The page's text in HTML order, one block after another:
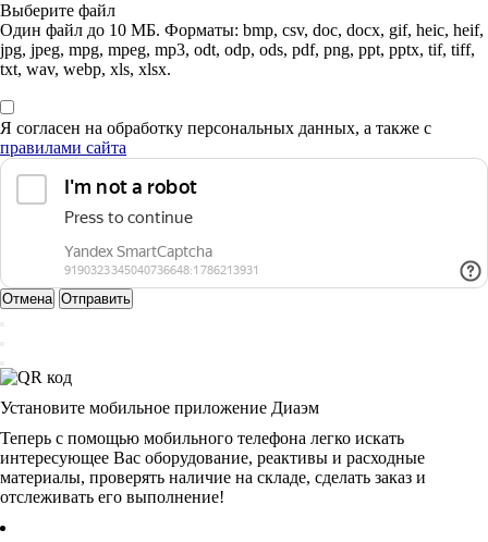
Выберите файл
Один файл до 10 МБ. Форматы: bmp, csv, doc, docx, gif, heic, heif,
jpg, jpeg, mpg, mpeg, mp3, odt, odp, ods, pdf, png, ppt, pptx, tif, tiff,
txt, wav, webp, xls, xlsx.
Я согласен на обработку персональных данных, а также с
правилами сайта
Отмена Отправить
Установите мобильное приложение Диаэм
Теперь с помощью мобильного телефона легко искать
интересующее Вас оборудование, реактивы и расходные
материалы, проверять наличие на складе, сделать заказ и
отслеживать его выполнение!